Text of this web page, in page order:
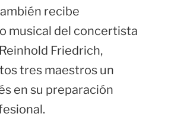
recibe
musical del concertista
Friedrich,
tres maestros un
en su preparación